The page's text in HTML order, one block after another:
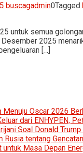
buscagadmin0Tagged
untuk semua
2025
[…]
Menuju Oscar 2026
dari ENHYPEN,
Soal Donald
tentang
Masa Depan